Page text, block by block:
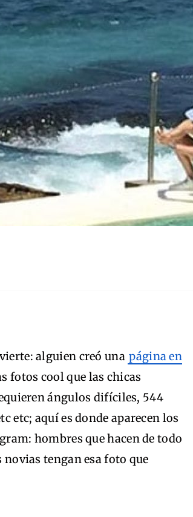
alguien creó una página en
fotos cool que las chicas
ángulos difíciles, 544
etc; aquí es donde aparecen los
hombres que hacen de todo
tengan esa foto que